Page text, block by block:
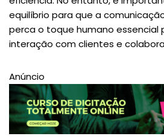
equilíbrio para que a
perca o toque humano essencial
interação com clientes e
Anúncio